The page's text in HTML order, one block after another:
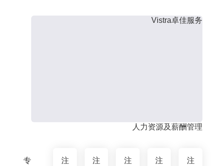
专
Vistra卓佳服务
人力资源及薪酬管理
注
注
注
注
注